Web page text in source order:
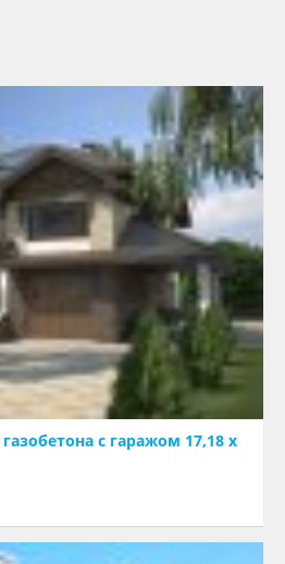
с гаражом 17,18 х